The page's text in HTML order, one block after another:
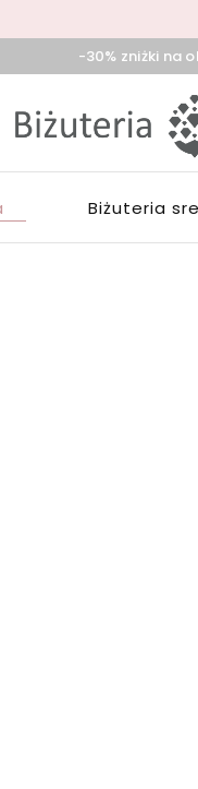
-30% zniżki na
Biżuteria